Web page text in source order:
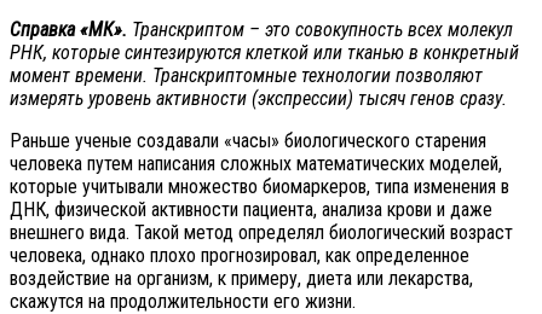
Справка «МК». Транскриптом – это совокупность всех молекул
РНК, которые синтезируются клеткой или тканью в конкретный
момент времени. Транскриптомные технологии позволяют
измерять уровень активности (экспрессии) тысяч генов сразу.
Раньше ученые создавали «часы» биологического старения
человека путем написания сложных математических моделей,
которые учитывали множество биомаркеров, типа изменения в
ДНК, физической активности пациента, анализа крови и даже
внешнего вида. Такой метод определял биологический возраст
человека, однако плохо прогнозировал, как определенное
воздействие на организм, к примеру, диета или лекарства,
скажутся на продолжительности его жизни.